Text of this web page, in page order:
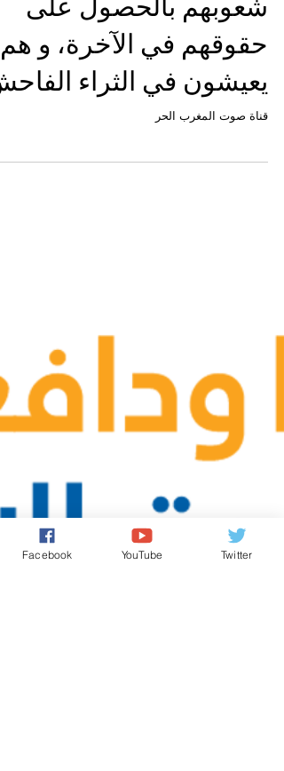
مدير النشر
كيف أقنع الحكام العرب
شعوبهم بالحصول على
حقوقهم في الآخرة، و هم
Facebook YouTube Twitter